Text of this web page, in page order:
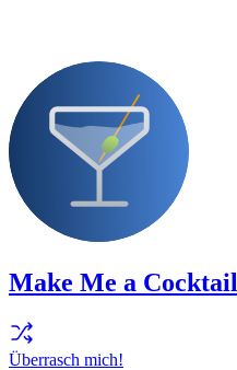
Make Me a Cocktail
Überrasch mich!